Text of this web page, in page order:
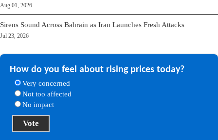
Aug 01, 2026
Sirens Sound Across Bahrain as Iran Launches Fresh Attacks
Jul 23, 2026
How do you feel about rising prices today?
Very concerned
Not too affected
No impact